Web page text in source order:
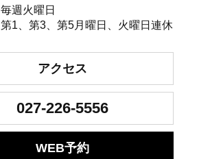
毎週火曜日
第1、第3、第5月曜日、火曜日連休
アクセス
027-226-5556
WEB予約